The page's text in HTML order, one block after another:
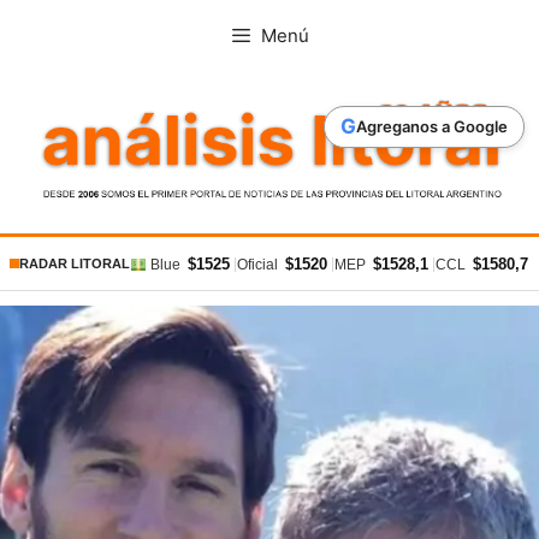
GAgreganos a Google
Menú
RADAR LITORAL Blue $1525 Oficial $1520 MEP $1528,1 CCL $1580,7